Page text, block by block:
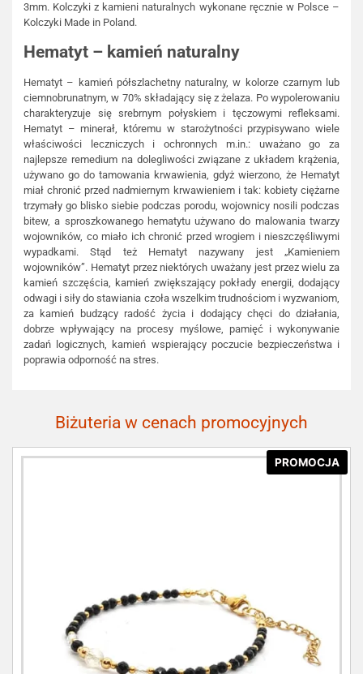
3mm. Kolczyki z kamieni naturalnych wykonane ręcznie w Polsce –
Kolczyki Made in Poland.
Hematyt – kamień naturalny
Hematyt – kamień półszlachetny naturalny, w kolorze czarnym lub
ciemnobrunatnym, w 70% składający się z żelaza. Po wypolerowaniu
charakteryzuje się srebrnym połyskiem i tęczowymi refleksami.
Hematyt – minerał, któremu w starożytności przypisywano wiele
właściwości leczniczych i ochronnych m.in.: uważano go za
najlepsze remedium na dolegliwości związane z układem krążenia,
używano go do tamowania krwawienia, gdyż wierzono, że Hematyt
miał chronić przed nadmiernym krwawieniem i tak: kobiety ciężarne
trzymały go blisko siebie podczas porodu, wojownicy nosili podczas
bitew, a sproszkowanego hematytu używano do malowania twarzy
wojowników, co miało ich chronić przed wrogiem i nieszczęśliwymi
wypadkami. Stąd też Hematyt nazywany jest „Kamieniem
wojowników”. Hematyt przez niektórych uważany jest przez wielu za
kamień szczęścia, kamień zwiększający pokłady energii, dodający
odwagi i siły do stawiania czoła wszelkim trudnościom i wyzwaniom,
za kamień budzący radość życia i dodający chęci do działania,
dobrze wpływający na procesy myślowe, pamięć i wykonywanie
zadań logicznych, kamień wspierający poczucie bezpieczeństwa i
poprawia odporność na stres.
Biżuteria w cenach promocyjnych
PROMOCJA